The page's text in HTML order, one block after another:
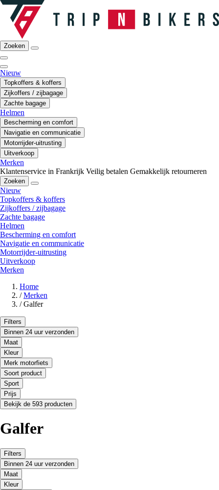
Zoeken
Nieuw
Topkoffers & koffers
Zijkoffers / zijbagage
Zachte bagage
Helmen
Bescherming en comfort
Navigatie en communicatie
Motorrijder-uitrusting
Uitverkoop
Merken
Klantenservice in Frankrijk Veilig betalen Gemakkelijk retourneren
Zoeken
Nieuw
Topkoffers & koffers
Zijkoffers / zijbagage
Zachte bagage
Helmen
Bescherming en comfort
Navigatie en communicatie
Motorrijder-uitrusting
Uitverkoop
Merken
Home
/ Merken
/ Galfer
Filters
Binnen 24 uur verzonden
Maat
Kleur
Merk motorfiets
Soort product
Sport
Prijs
Bekijk de 593 producten
Galfer
Filters
Binnen 24 uur verzonden
Maat
Kleur